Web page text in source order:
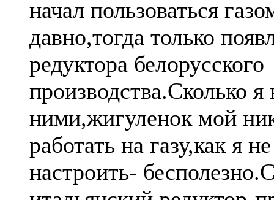
начал пользоваться
давно,тогда только
редуктора белорусского
производства.Сколько
ними,жигуленок мой
работать на газу,как я
настроить-